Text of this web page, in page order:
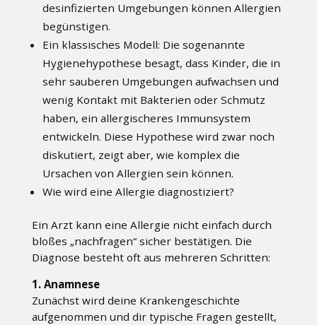
desinfizierten Umgebungen können Allergien
begünstigen.
Ein klassisches Modell: Die sogenannte
Hygienehypothese besagt, dass Kinder, die in
sehr sauberen Umgebungen aufwachsen und
wenig Kontakt mit Bakterien oder Schmutz
haben, ein allergischeres Immunsystem
entwickeln. Diese Hypothese wird zwar noch
diskutiert, zeigt aber, wie komplex die
Ursachen von Allergien sein können.
Wie wird eine Allergie diagnostiziert?
Ein Arzt kann eine Allergie nicht einfach durch
bloßes „nachfragen“ sicher bestätigen. Die
Diagnose besteht oft aus mehreren Schritten:
1. Anamnese
Zunächst wird deine Krankengeschichte
aufgenommen und dir typische Fragen gestellt,